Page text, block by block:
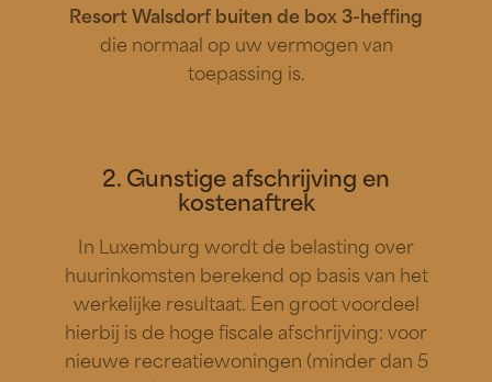
Resort Walsdorf buiten de box 3-heffing
die normaal op uw vermogen van
toepassing is.
2. Gunstige afschrijving en
kostenaftrek
In Luxemburg wordt de belasting over
huurinkomsten berekend op basis van het
werkelijke resultaat. Een groot voordeel
hierbij is de hoge fiscale afschrijving: voor
nieuwe recreatiewoningen (minder dan 5